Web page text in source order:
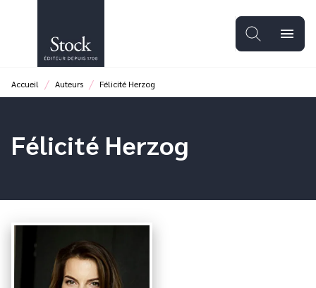
PIED DE PAGE
menu
Accueil / Auteurs / Félicité Herzog
Félicité Herzog